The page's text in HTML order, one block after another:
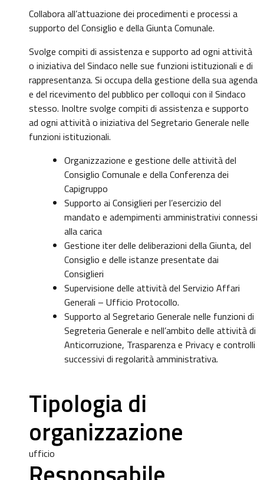
Collabora all’attuazione dei procedimenti e processi a
supporto del Consiglio e della Giunta Comunale.
Svolge compiti di assistenza e supporto ad ogni attività
o iniziativa del Sindaco nelle sue funzioni istituzionali e di
rappresentanza. Si occupa della gestione della sua agenda
e del ricevimento del pubblico per colloqui con il Sindaco
stesso. Inoltre svolge compiti di assistenza e supporto
ad ogni attività o iniziativa del Segretario Generale nelle
funzioni istituzionali.
Organizzazione e gestione delle attività del
Consiglio Comunale e della Conferenza dei
Capigruppo
Supporto ai Consiglieri per l’esercizio del
mandato e adempimenti amministrativi connessi
alla carica
Gestione iter delle deliberazioni della Giunta, del
Consiglio e delle istanze presentate dai
Consiglieri
Supervisione delle attività del Servizio Affari
Generali – Ufficio Protocollo.
Supporto al Segretario Generale nelle funzioni di
Segreteria Generale e nell’ambito delle attività di
Anticorruzione, Trasparenza e Privacy e controlli
successivi di regolarità amministrativa.
Tipologia di
organizzazione
ufficio